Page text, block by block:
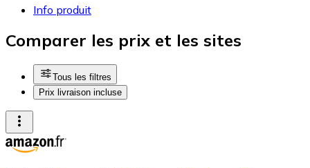
Info produit
Comparer les prix et les sites
Tous les filtres
Prix livraison incluse